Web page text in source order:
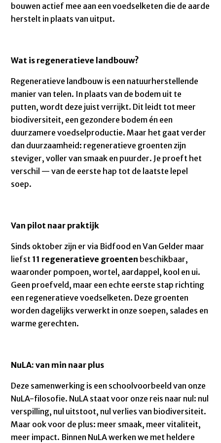
bouwen actief mee aan een voedselketen die de aarde
herstelt in plaats van uitput.
Wat is regeneratieve landbouw?
Regeneratieve landbouw is een natuurherstellende
manier van telen. In plaats van de bodem uit te
putten, wordt deze juist verrijkt. Dit leidt tot meer
biodiversiteit, een gezondere bodem én een
duurzamere voedselproductie. Maar het gaat verder
dan duurzaamheid: regeneratieve groenten zijn
steviger, voller van smaak en puurder. Je proeft het
verschil — van de eerste hap tot de laatste lepel
soep.
Van pilot naar praktijk
Sinds oktober zijn er via Bidfood en Van Gelder maar
liefst 11 regeneratieve groenten beschikbaar,
waaronder pompoen, wortel, aardappel, kool en ui.
Geen proefveld, maar een echte eerste stap richting
een regeneratieve voedselketen. Deze groenten
worden dagelijks verwerkt in onze soepen, salades en
warme gerechten.
NuLA: van min naar plus
Deze samenwerking is een schoolvoorbeeld van onze
NuLA-filosofie. NuLA staat voor onze reis naar nul: nul
verspilling, nul uitstoot, nul verlies van biodiversiteit.
Maar ook voor de plus: meer smaak, meer vitaliteit,
meer impact. Binnen NuLA werken we met heldere